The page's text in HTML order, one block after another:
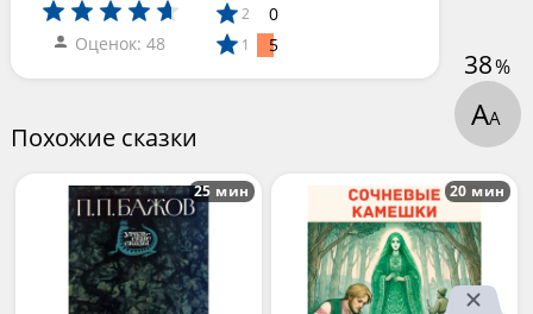
Оценок: 48
2 0
1 5
Похожие сказки
25 мин 20 мин
38%
АА